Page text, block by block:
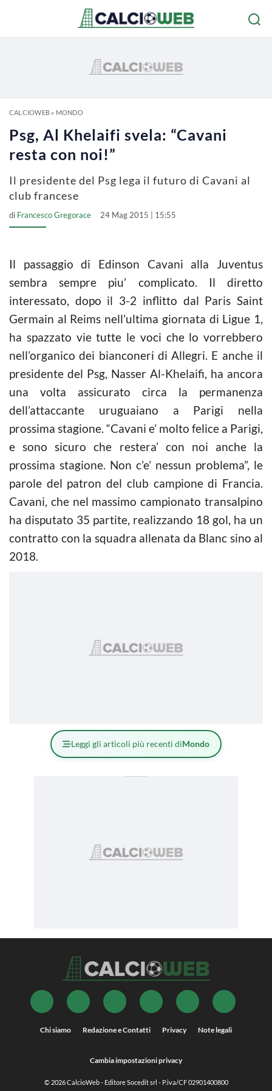
CALCIOWEB» MONDO
Psg, Al Khelaifi svela: “Cavani
resta con noi!”
Il presidente del Psg lega il futuro di Cavani al
club francese
di Francesco Gregorace 24 Mag 2015 | 15:55
Il passaggio di Edinson Cavani alla Juventus
sembra sempre piu’ complicato. Il diretto
interessato, dopo il 3-2 inflitto dal Paris Saint
Germain al Reims nell’ultima giornata di Ligue 1,
ha spazzato vie tutte le voci che lo vorrebbero
nell’organico dei bianconeri di Allegri. E anche il
presidente del Psg, Nasser Al-Khelaifi, ha ancora
una volta assicurato circa la permanenza
dell’attaccante uruguaiano a Parigi nella
prossima stagione. “Cavani e’ molto felice a Parigi,
e sono sicuro che restera’ con noi anche la
prossima stagione. Non c’e’ nessun problema”, le
parole del patron del club campione di Francia.
Cavani, che nel massimo campionato transalpino
ha disputato 35 partite, realizzando 18 gol, ha un
contratto con la squadra allenata da Blanc sino al
2018.
Leggi gli articoli più recenti diMondo
Chi siamo Redazione e Contatti Privacy Note legali
Cambia impostazioni privacy
© 2026CalcioWeb- Editore Socedit srl - P.iva/CF 02901400800